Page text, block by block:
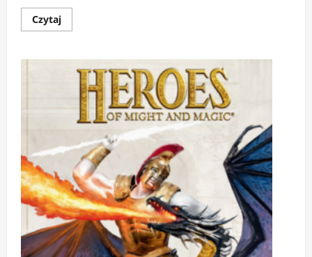
CzytajDowiedz
się
RECENZJA:
Undertaker
Grzech,
który
podpala
miasto